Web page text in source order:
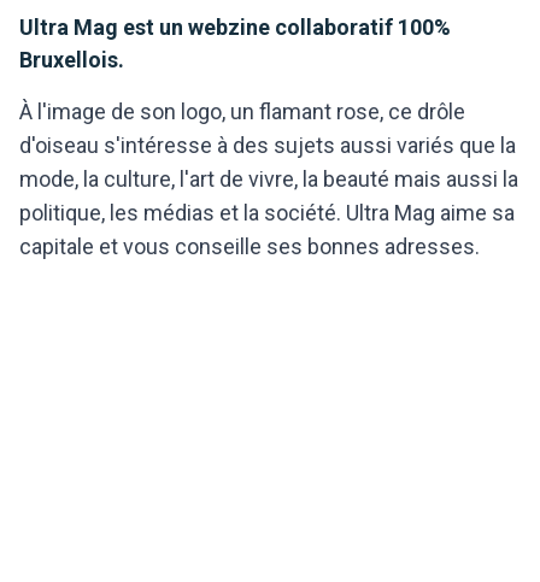
Ultra Mag est un webzine collaboratif 100%
Bruxellois.
À l'image de son logo, un flamant rose, ce drôle
d'oiseau s'intéresse à des sujets aussi variés que la
mode, la culture, l'art de vivre, la beauté mais aussi la
politique, les médias et la société. Ultra Mag aime sa
capitale et vous conseille ses bonnes adresses.